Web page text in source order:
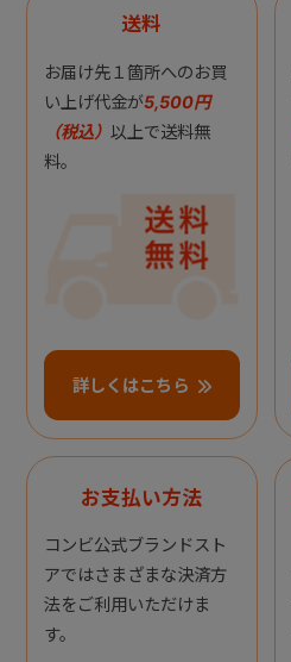
送料
お届け先１箇所へのお買
い上げ代金が5,500円
（税込） 以上で送料無
料。
詳しくはこちら
お支払い方法
コンビ公式ブランドスト
アではさまざまな決済方
法をご利用いただけま
す。